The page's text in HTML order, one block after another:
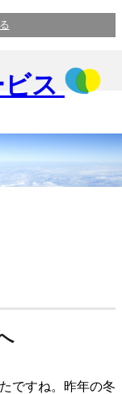
ス
ですね。昨年の冬